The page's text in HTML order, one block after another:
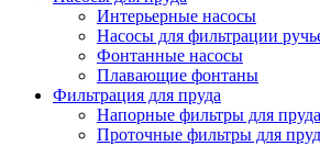
Интерьерные насосы
Насосы для фильтрации
Фонтанные насосы
Плавающие фонтаны
Фильтрация для пруда
Напорные фильтры для пруда
Проточные фильтры для